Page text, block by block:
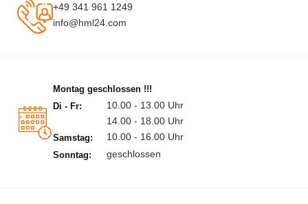
+49 341 961 1249
info@hml24.com
Montag geschlossen !!!
Di - Fr:
10.00 - 13.00 Uhr
14.00 - 18.00 Uhr
Samstag: 10.00 - 16.00 Uhr
Sonntag: geschlossen